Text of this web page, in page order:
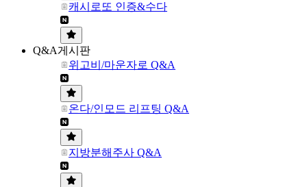
캐시로또 인증&수다
Q&A게시판
위고비/마운자로 Q&A
온다/인모드 리프팅 Q&A
지방분해주사 Q&A